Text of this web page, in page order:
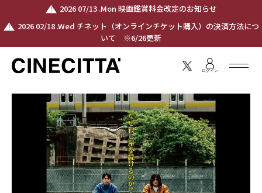
2026 07/13 .Mon 映画鑑賞料金改定のお知らせ
2026 02/18 .Wed チネット（オンラインチケット購入）の決済方法につ
いて ※6/26更新
ログイン